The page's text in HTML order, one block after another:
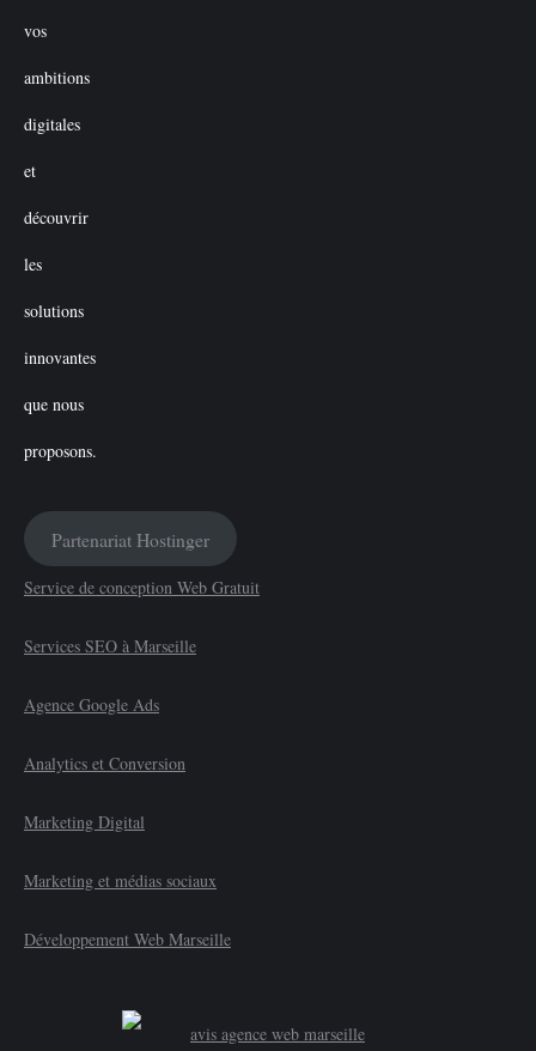
Partenariat Hostinger
Service de conception Web Gratuit
Services SEO à Marseille
Agence Google Ads
Analytics et Conversion
Marketing Digital
Marketing et médias sociaux
Développement Web Marseille